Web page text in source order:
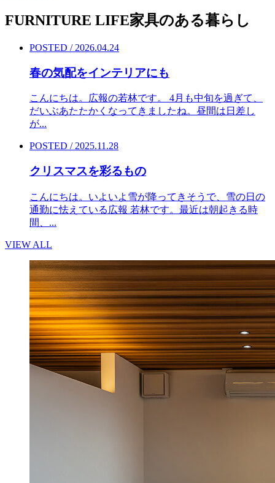
FURNITURE LIFE家具のある暮らし
POSTED / 2026.04.24
春の気配をインテリアにも
こんにちは。広報の若林です。 4月も中旬を過ぎて、
だいぶあたたかくなってきましたね。昼間は日差し
が...
POSTED / 2025.11.28
クリスマスを彩るもの
こんにちは。いよいよ雪が降ってきそうで、雪の日の
通勤に怯えている広報 若林です。最近は朝起きる時
間、...
VIEW ALL